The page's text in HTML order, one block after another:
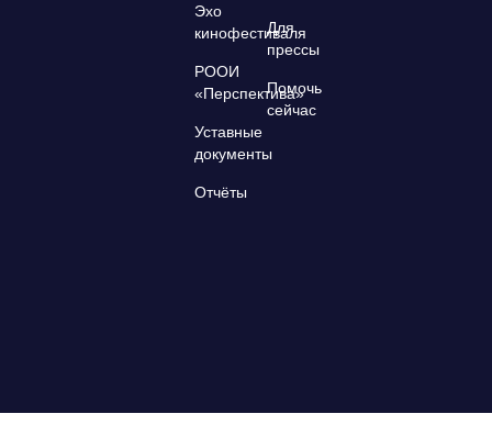
Эхо
кинофестиваля
РООИ
«Перспектива»
Уставные
документы
Отчёты
Для
прессы
Помочь
сейчас